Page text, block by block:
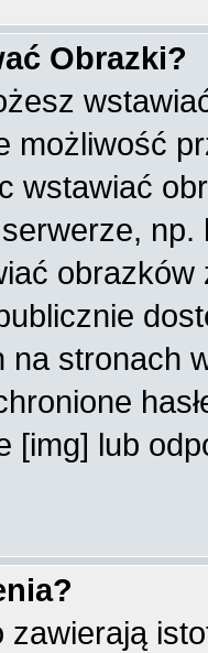
Obrazki?
możliwość
wstawiać
na stronach
[img] lub
zawierają